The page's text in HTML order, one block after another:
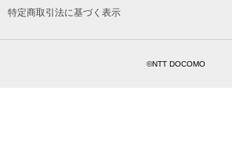
特定商取引法に基づく表示
©NTT DOCOMO